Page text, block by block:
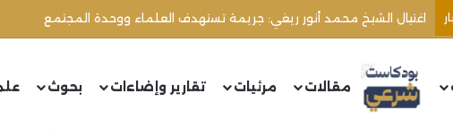
مقالات مرئيات تقارير وإضاءات بحوث